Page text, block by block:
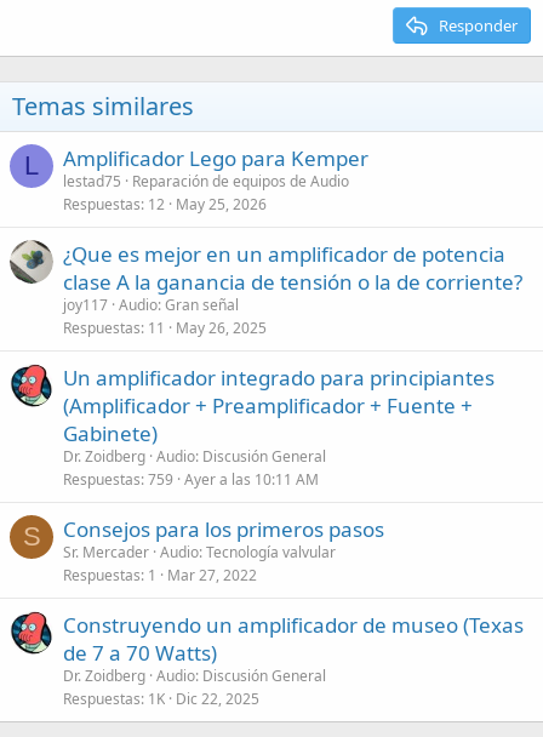
Responder
Temas similares
L Amplificador Lego para Kemper
lestad75
Reparación de equipos de Audio
Respuestas 12 May 25, 2026
¿Que es mejor en un amplificador de potencia
clase A la ganancia de tensión o la de corriente?
joy117 Audio: Gran señal
Respuestas 11 May 26, 2025
Un amplificador integrado para principiantes
(Amplificador + Preamplificador + Fuente +
Gabinete)
Dr. Zoidberg Audio: Discusión General
Respuestas 759 Ayer a las 10:11 AM
S Consejos para los primeros pasos
Sr. Mercader Audio: Tecnología valvular
Respuestas 1 Mar 27, 2022
Construyendo un amplificador de museo (Texas
de 7 a 70 Watts)
Dr. Zoidberg Audio: Discusión General
Respuestas 1K Dic 22, 2025